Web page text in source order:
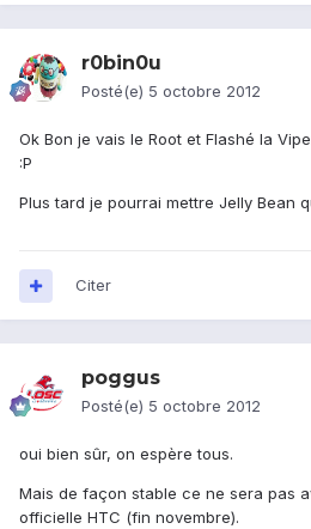
r0bin0u
Posté(e) 5 octobre 2012
Ok Bon je vais le Root et Flashé la
:P
Plus tard je pourrai mettre Jelly Bean
Citer
poggus
Posté(e) 5 octobre 2012
oui bien sûr, on espère tous.
Mais de façon stable ce ne sera pas
officielle HTC (fin novembre).